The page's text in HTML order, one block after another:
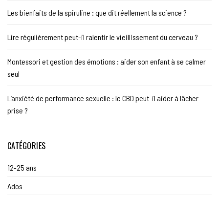
Les bienfaits de la spiruline : que dit réellement la science ?
Lire régulièrement peut-il ralentir le vieillissement du cerveau ?
Montessori et gestion des émotions : aider son enfant à se calmer
seul
L’anxiété de performance sexuelle : le CBD peut-il aider à lâcher
prise ?
CATÉGORIES
12-25 ans
Ados